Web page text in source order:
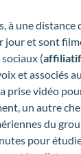
à une distance
jour et sont
(
et associés
prise vidéo
un autre
du
pour